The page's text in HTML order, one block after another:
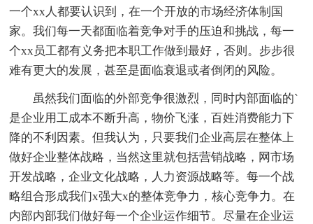
一个xx人都要认识到，在一个开放的市场经济体制国
家。我们每一天都面临着竞争对手的压迫和挑战，每一
个xx员工都有义务把本职工作做到最好，否则。步步很
难有更大的发展，甚至是面临衰退或者倒闭的风险。
虽然我们面临的外部竞争很激烈，同时内部面临的`
是企业用工成本不断升高，物价飞涨，百姓消费能力下
降的不利因素。但我认为，只要我们企业高层在整体上
做好企业整体战略，当然这里就包括营销战略，网市场
开发战略，企业文化战略，人力资源战略等。每一个战
略组合形成我们x强大x的整体竞争力，核心竞争力。在
内部内部我们做好每一个企业运作细节。尽量在企业运